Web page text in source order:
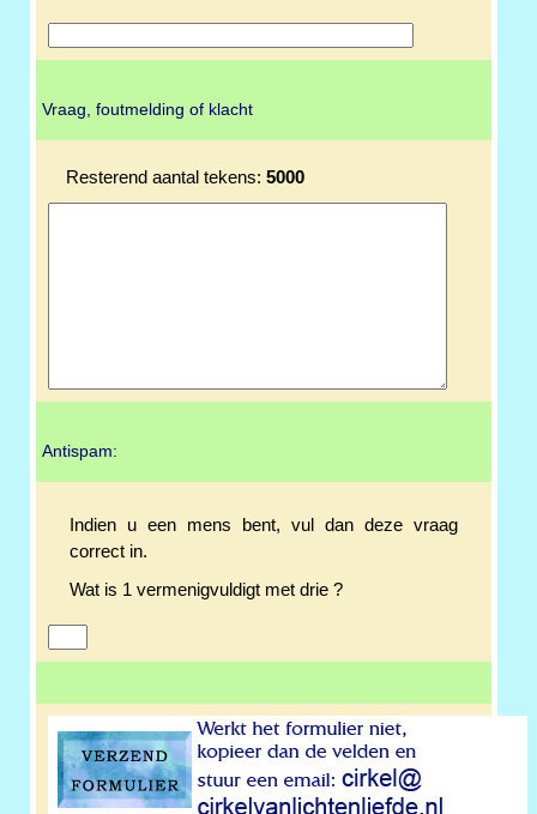
Vraag, foutmelding of klacht
Resterend aantal tekens: 5000
Antispam:
Indien u een mens bent, vul dan deze vraag
correct in.
Wat is 1 vermenigvuldigt met drie ?